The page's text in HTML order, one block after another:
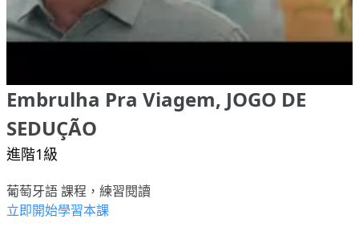
Embrulha Pra Viagem, JOGO DE
SEDUÇÃO
進階1級
葡萄牙語 課程，練習閱讀
立即開始學習本課